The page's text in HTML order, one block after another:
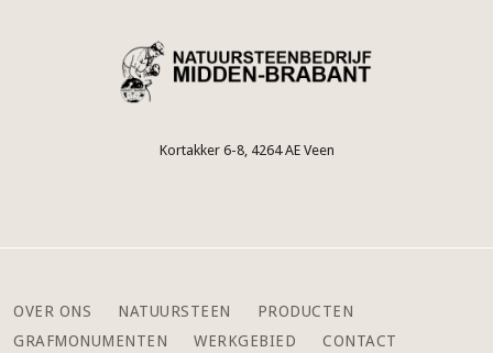
Kortakker 6-8, 4264 AE Veen
OVER ONS NATUURSTEEN
PRODUCTEN
GRAFMONUMENTEN
WERKGEBIED CONTACT